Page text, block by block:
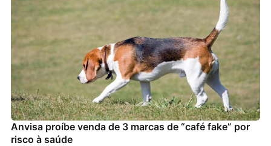
Anvisa proíbe venda de 3 marcas de “café fake” por
risco à saúde